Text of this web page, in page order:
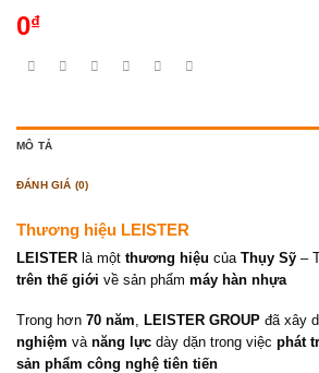
0₫
MÔ TẢ
ĐÁNH GIÁ (0)
Thương hiệu LEISTER
LEISTER là một thương hiệu của Thụy Sỹ –
trên thế giới về sản phẩm máy hàn nhựa
Trong hơn 70 năm LEISTER GROUP đã xây
nghiệm và năng lực dày dặn trong việc phát
sản phẩm công nghệ tiên tiến